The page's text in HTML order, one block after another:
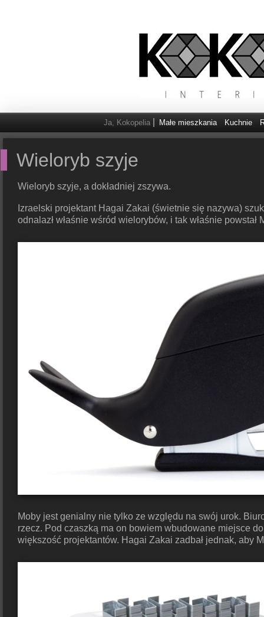
Ja, Kokopelia Małe mieszkania Kuchnie
Wieloryb szyje
Wieloryb szyje, a dokładniej zszywa.
Izraelski projektant Hagai Zakai (świetnie się nazywa)
odnalazł właśnie wśród wielorybów, i tak właśnie powstał
Moby jest genialny nie tylko ze względu na swój urok.
rzecz. Pod czaszką ma on bowiem wbudowane miejsce
większość projektantów. Hagai Zakai zadbał jednak, aby